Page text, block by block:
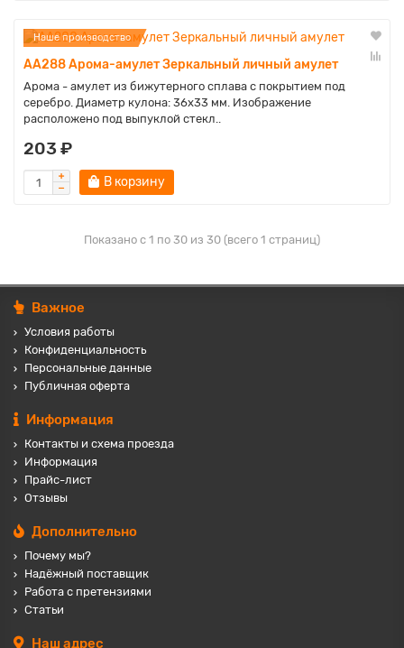
Наше производство
AA288 Арома-амулет Зеркальный личный амулет
Арома - амулет из бижутерного сплава с покрытием под
серебро. Диаметр кулона: 36х33 мм. Изображение
расположено под выпуклой стекл..
203 ₽
В корзину
Показано с 1 по 30 из 30 (всего 1 страниц)
Важное
Условия работы
Конфиденциальность
Персональные данные
Публичная оферта
Информация
Контакты и схема проезда
Информация
Прайс-лист
Отзывы
Дополнительно
Почему мы?
Надёжный поставщик
Работа с претензиями
Статьи
Наш адрес